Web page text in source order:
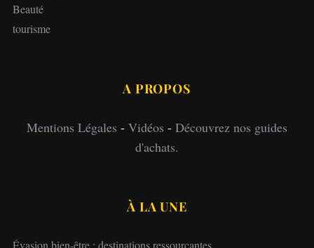
Beauté
tourisme
A PROPOS
Mentions Légales - Vidéos - Découvrez nos guides
d'achats.
À LA UNE
Évasion bien-être : destinations ressourçantes